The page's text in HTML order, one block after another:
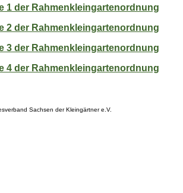
1 der Rahmenkleingartenordnung
2 der Rahmenkleingartenordnung
3 der Rahmenkleingartenordnung
4 der Rahmenkleingartenordnung
Sachsen der Kleingärtner e.V.